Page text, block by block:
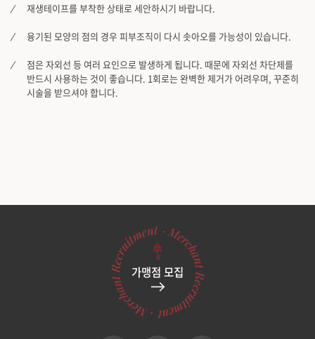
재생테이프를 부착한 상태로 세안하시기 바랍니다.
융기된 모양의 점의 경우 피부조직이 다시 솟아오를 가능성이 있습니다.
점은 자외선 등 여러 요인으로 발생하게 됩니다. 때문에 자외선 차단제를
반드시 사용하는 것이 좋습니다. 1회로는 완벽한 제거가 어려우며, 꾸준히
시술을 받으셔야 합니다.
가맹점 모집